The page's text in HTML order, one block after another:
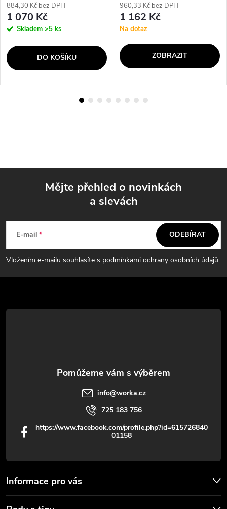
884,30 Kč bez DPH
1 070 Kč
Skladem >5 ks
DO KOŠÍKU
960,33 Kč bez DPH
1 162 Kč
Na dotaz
ZOBRAZIT
p
a
t
Mějte přehled o novinkách
a slevách
E-mail
Vložením e-mailu souhlasíte s podmínkami ochrany osobních údajů
ODEBÍRAT
Informace pro vás
info@worka.cz
725 183 756
https://www.facebook.com/profile.php?id=615726840
01158